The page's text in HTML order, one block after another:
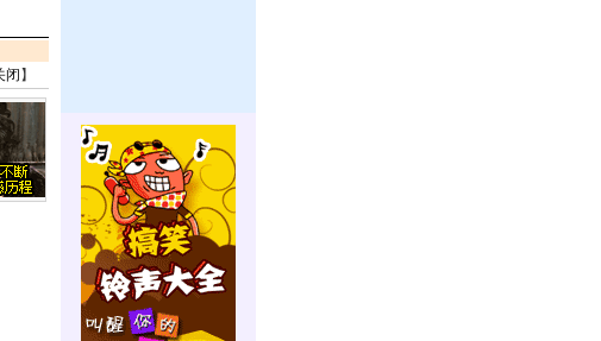
闭 】